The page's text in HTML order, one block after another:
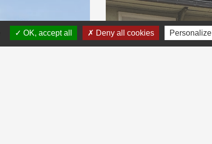
OK, accept all Deny all cookies Personalize